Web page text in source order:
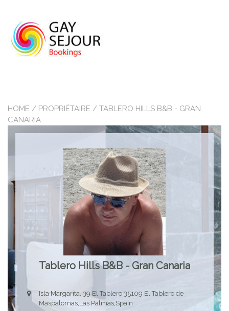
content
HOME / PROPRIÉTAIRE / TABLERO HILLS B&B - GRAN
CANARIA
Tablero Hills B&B - Gran Canaria
Isla Margarita, 39 El Tablero,35109 El Tablero de
Maspalomas,Las Palmas,Spain